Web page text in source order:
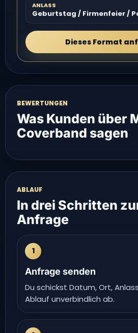
ANLASS
Geburtstag / Firmenfeier /
Dieses Format
BEWERTUNGEN
Was Kunden über
Coverband sagen
ABLAUF
In drei Schritten
Anfrage
1
Anfrage senden
Du schickst Datum, Ort,
Ablauf unverbindlich ab.